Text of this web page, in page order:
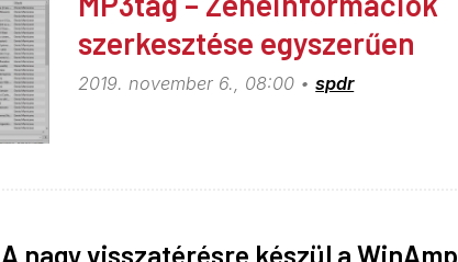
szerkesztése egyszerűen
2019. november 6., 08:00 spdr
A nagy visszatérésre készül a WinAmp